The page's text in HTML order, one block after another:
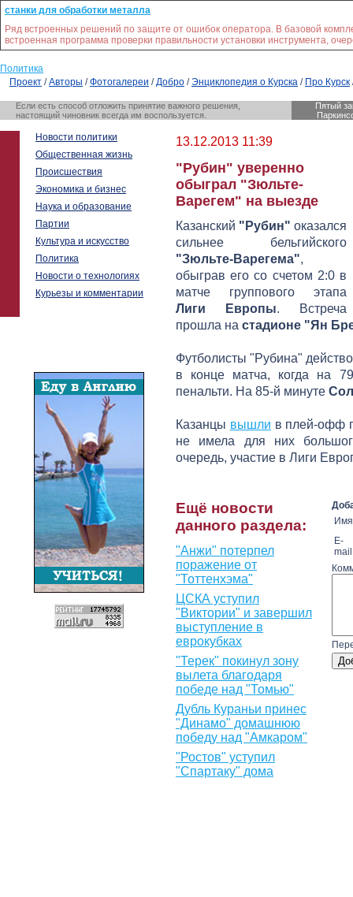
станки для обработки металла
Ряд встроенных решений по защите от ошибок оператора. В базовой
встроенная программа проверки правильности установки инструмента,
Политика
Проект /Авторы /Фотогалереи /Добро /Энциклопедия о Курска / Про Курск
Если есть способ отложить принятие важного решения,
настоящий чиновник всегда им воспользуется.
Пятый
Новости политики
Общественная жизнь
Происшествия
Экономика и бизнес
Наука и образование
Партии
Культура и искусство
Политика
Новости о технологиях
Курьезы и комментарии
13.12.2013 11:39
"Рубин" уверенно
обыграл "Зюльте-
Варегем" на выезде
Казанский "Рубин" оказался
сильнее бельгийского
"Зюльте-Варегема",
обыграв его со счетом 2:0 в
матче группового этапа
Лиги Европы. Встреча
прошла на стадионе "Ян
Футболисты "Рубина"
в конце матча, когда на
пенальти. На 85-й минуте
Казанцы вышли в плей-офф
не имела для них
очередь, участие в Лиги
Ещё новости
данного раздела:
"Анжи" потерпел
поражение от
"Тоттенхэма"
ЦСКА уступил
"Виктории" и завершил
выступление в
еврокубках
"Терек" покинул зону
вылета благодаря
победе над "Томью"
Дубль Кураньи принес
"Динамо" домашнюю
победу над "Амкаром"
"Ростов" уступил
"Спартаку" дома
E-